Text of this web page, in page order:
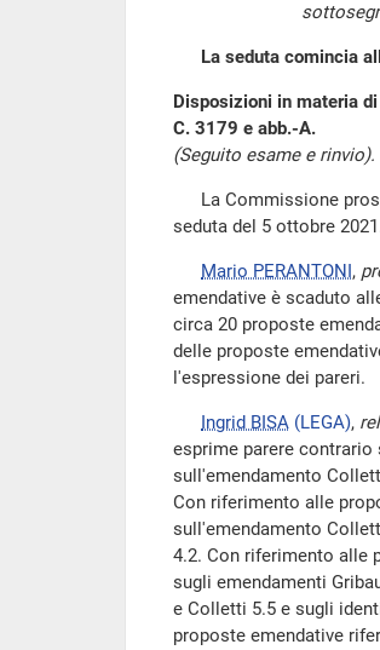
La seduta comincia
Disposizioni in materia
C. 3179 e abb.-A.
(Seguito esame e rinvio).
La Commissione
seduta del 5 ottobre
Mario PERANTONI,
emendative è scaduto
circa 20 proposte
delle proposte
l'espressione dei pareri.
Ingrid BISA (LEGA),
esprime parere
sull'emendamento
Con riferimento alle
sull'emendamento
4.2. Con riferimento alle
sugli emendamenti
e Colletti 5.5 e sugli
proposte emendative